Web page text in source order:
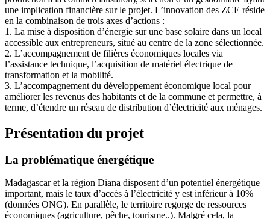
une implication financière sur le projet. L’innovation des ZCE réside
en la combinaison de trois axes d’actions :
1. La mise à disposition d’énergie sur une base solaire dans un local
accessible aux entrepreneurs, situé au centre de la zone sélectionnée.
2. L’accompagnement de filières économiques locales via
l’assistance technique, l’acquisition de matériel électrique de
transformation et la mobilité.
3. L’accompagnement du développement économique local pour
améliorer les revenus des habitants et de la commune et permettre, à
terme, d’étendre un réseau de distribution d’électricité aux ménages.
Présentation du projet
La problématique énergétique
Madagascar et la région Diana disposent d’un potentiel énergétique
important, mais le taux d’accès à l’électricité y est inférieur à 10%
(données ONG). En parallèle, le territoire regorge de ressources
économiques (agriculture, pêche, tourisme..). Malgré cela, la